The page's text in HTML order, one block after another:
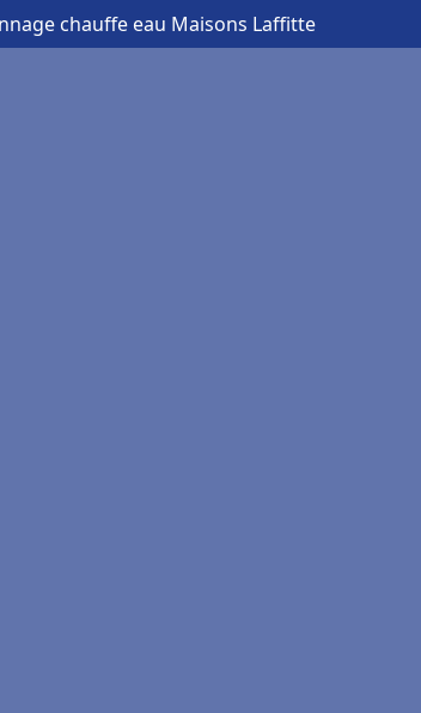
chauffe eau Maisons Laffitte